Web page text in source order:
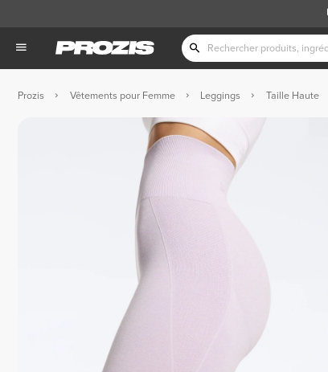
Prozis Vêtements pour Femme Leggings Taille Haute